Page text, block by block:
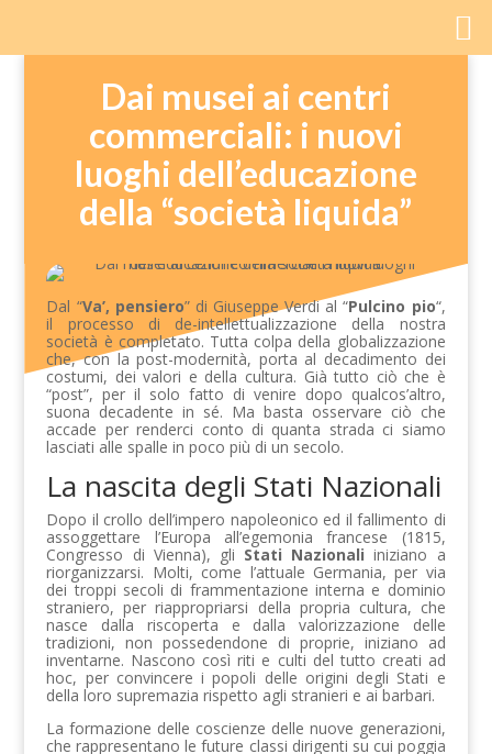
Dai musei ai centri
commerciali: i nuovi
luoghi dell’educazione
della “società liquida”
Dal “Va’, pensiero” di Giuseppe Verdi al “Pulcino pio“,
il processo di de-intellettualizzazione della nostra
società è completato. Tutta colpa della globalizzazione
che, con la post-modernità, porta al decadimento dei
costumi, dei valori e della cultura. Già tutto ciò che è
“post”, per il solo fatto di venire dopo qualcos’altro,
suona decadente in sé. Ma basta osservare ciò che
accade per renderci conto di quanta strada ci siamo
lasciati alle spalle in poco più di un secolo.
La nascita degli Stati Nazionali
Dopo il crollo dell’impero napoleonico ed il fallimento di
assoggettare l’Europa all’egemonia francese (1815,
Congresso di Vienna), gli Stati Nazionali iniziano a
riorganizzarsi. Molti, come l’attuale Germania, per via
dei troppi secoli di frammentazione interna e dominio
straniero, per riappropriarsi della propria cultura, che
nasce dalla riscoperta e dalla valorizzazione delle
tradizioni, non possedendone di proprie, iniziano ad
inventarne. Nascono così riti e culti del tutto creati ad
hoc, per convincere i popoli delle origini degli Stati e
della loro supremazia rispetto agli stranieri e ai barbari.
La formazione delle coscienze delle nuove generazioni,
che rappresentano le future classi dirigenti su cui poggia